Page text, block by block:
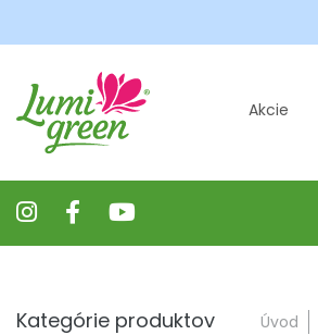
Akcie
Úvod
Kategórie produktov